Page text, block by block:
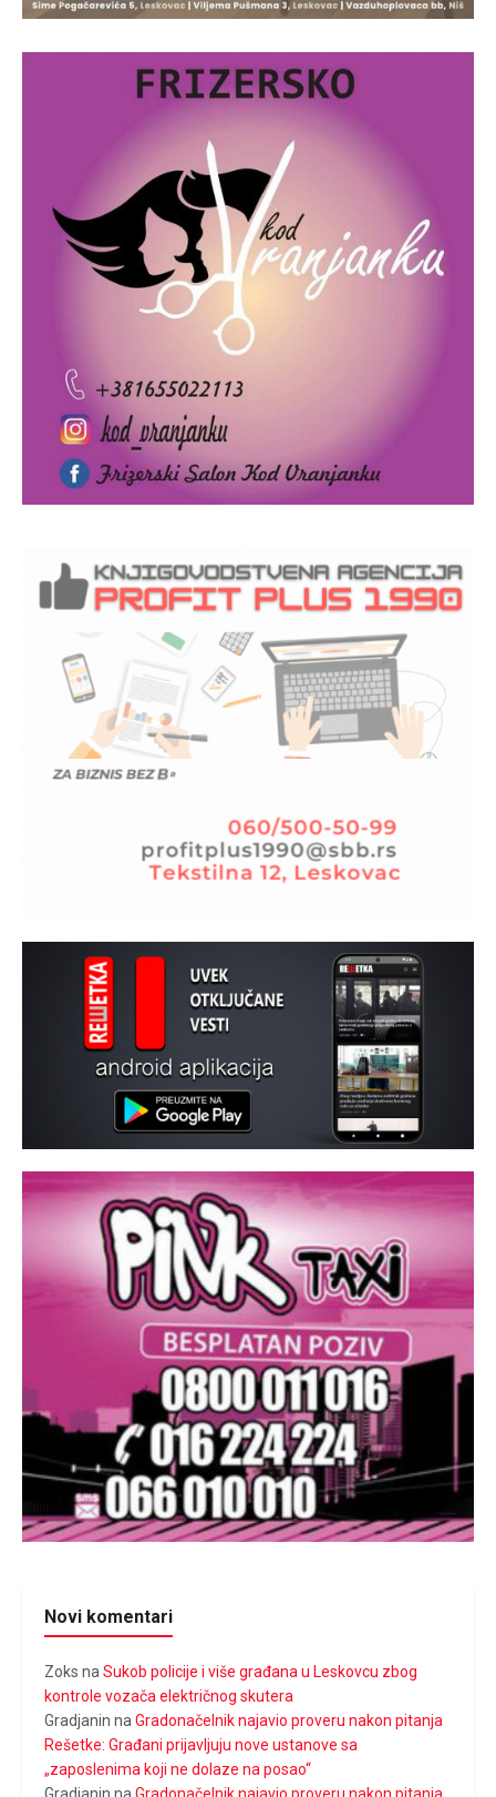
Novi komentari
Zoks na Sukob policije i više građana u Leskovcu zbog
kontrole vozača električnog skutera
Gradjanin na Gradonačelnik najavio proveru nakon pitanja
Rešetke: Građani prijavljuju nove ustanove sa
„zaposlenima koji ne dolaze na posao“